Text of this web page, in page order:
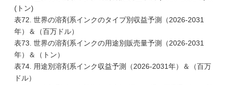
(トン)
表72. 世界の溶剤系インクのタイプ別収益予測（2026-2031
年）＆（百万ドル）
表73. 世界の溶剤系インクの用途別販売量予測（2026-2031
年）＆（トン）
表74. 用途別溶剤系インク収益予測（2026-2031年）＆（百万
ドル）